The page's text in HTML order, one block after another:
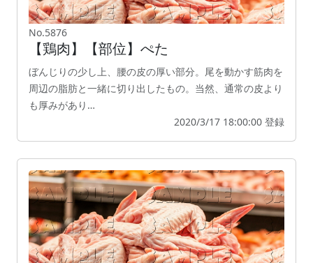
No.5876
【鶏肉】【部位】ぺた
ぼんじりの少し上、腰の皮の厚い部分。尾を動かす筋肉を
周辺の脂肪と一緒に切り出したもの。当然、通常の皮より
も厚みがあり…
2020/3/17 18:00:00 登録